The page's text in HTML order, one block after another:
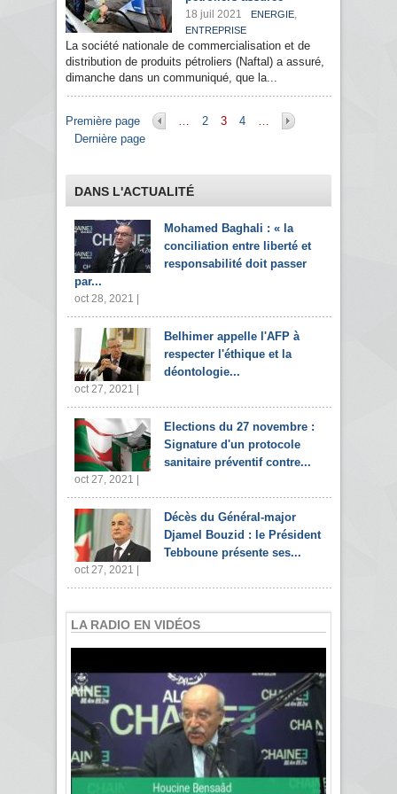
18 juil 2021 ENERGIE,
ENTREPRISE
La société nationale de commercialisation et de
distribution de produits pétroliers (Naftal) a assuré,
dimanche dans un communiqué, que la...
Pages
Première page … 2 3 4
…
Dernière page
DANS L'ACTUALITÉ
Mohamed Baghali : « la
conciliation entre liberté et
responsabilité doit passer
par...
oct 28, 2021 |
Belhimer appelle l'AFP à
respecter l'éthique et la
déontologie...
oct 27, 2021 |
Elections du 27 novembre :
Signature d'un protocole
sanitaire préventif contre...
oct 27, 2021 |
Décès du Général-major
Djamel Bouzid : le Président
Tebboune présente ses...
oct 27, 2021 |
LA RADIO EN VIDÉOS